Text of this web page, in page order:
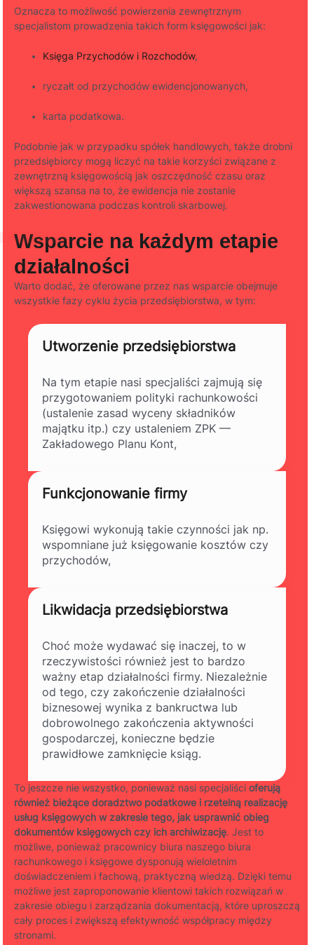
Oznacza to możliwość powierzenia zewnętrznym
specjalistom prowadzenia takich form księgowości jak:
Księga Przychodów i Rozchodów,
ryczałt od przychodów ewidencjonowanych,
karta podatkowa.
Podobnie jak w przypadku spółek handlowych, także drobni
przedsiębiorcy mogą liczyć na takie korzyści związane z
zewnętrzną księgowością jak oszczędność czasu oraz
większą szansa na to, że ewidencja nie zostanie
zakwestionowana podczas kontroli skarbowej.
Wsparcie na każdym etapie
działalności
Warto dodać, że oferowane przez nas wsparcie obejmuje
wszystkie fazy cyklu życia przedsiębiorstwa, w tym:
Utworzenie przedsiębiorstwa
Na tym etapie nasi specjaliści zajmują się
przygotowaniem polityki rachunkowości
(ustalenie zasad wyceny składników
majątku itp.) czy ustaleniem ZPK —
Zakładowego Planu Kont,
Funkcjonowanie firmy
Księgowi wykonują takie czynności jak np.
wspomniane już księgowanie kosztów czy
przychodów,
Likwidacja przedsiębiorstwa
Choć może wydawać się inaczej, to w
rzeczywistości również jest to bardzo
ważny etap działalności firmy. Niezależnie
od tego, czy zakończenie działalności
biznesowej wynika z bankructwa lub
dobrowolnego zakończenia aktywności
gospodarczej, konieczne będzie
prawidłowe zamknięcie ksiąg.
To jeszcze nie wszystko, ponieważ nasi specjaliści oferują
również bieżące doradztwo podatkowe i rzetelną realizację
usług księgowych w zakresie tego, jak usprawnić obieg
dokumentów księgowych czy ich archiwizację. Jest to
możliwe, ponieważ pracownicy biura naszego biura
rachunkowego i księgowe dysponują wieloletnim
doświadczeniem i fachową, praktyczną wiedzą. Dzięki temu
możliwe jest zaproponowanie klientowi takich rozwiązań w
zakresie obiegu i zarządzania dokumentacją, które uproszczą
cały proces i zwiększą efektywność współpracy między
stronami.